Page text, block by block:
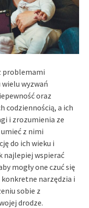
problemami
wyzwań
oraz
codziennością, a ich
i zrozumienia ze
z nimi
do ich wieku i
najlepiej wspierać
mogły one czuć się
narzędzia i
sobie z
drodze.